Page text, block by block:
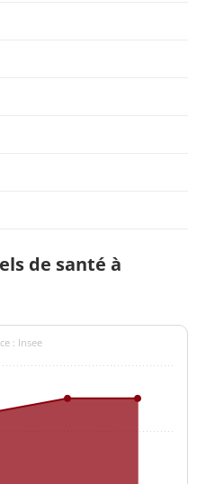
de santé à
: Insee